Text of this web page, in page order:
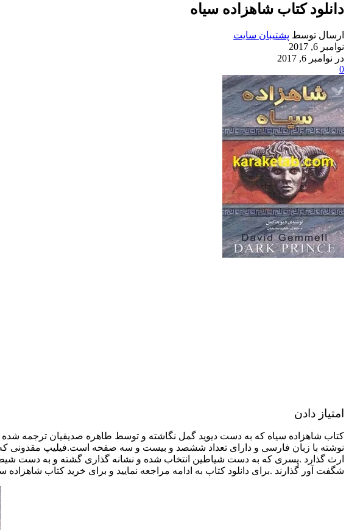
دانلود کتاب شاهزاده سیاه
ارسال توسط پشتیبان سایت
نوامبر 6, 2017
در نوامبر 6, 2017
0
امتیاز دادن
کتاب شاهزاده سیاه که به دست دیوید گمل نگاشته و توسط طاهره صدیقیان ترجمه
نوشته با زبان فارسی و دارای تعداد ششصد و بیست و سه صفحه است.فیلیپ مقدونی
ارث گذارد .پسری که به دست شیاطین انتخاب شده و نشانه گذاری گشته و به دست
شگفت آور گذارند .برای دانلود کتاب به ادامه مراجعه نمایید و برای خرید کتاب شاهزاده